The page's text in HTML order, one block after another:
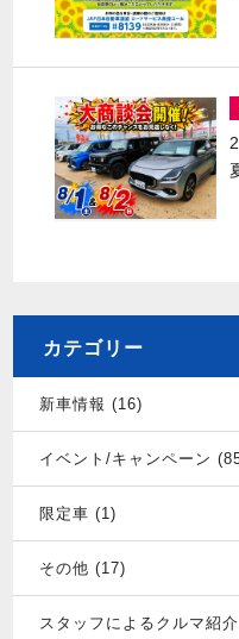
カテゴリー
新車情報 (16)
イベント/キャンペーン
限定車 (1)
その他 (17)
スタッフによるクルマ紹